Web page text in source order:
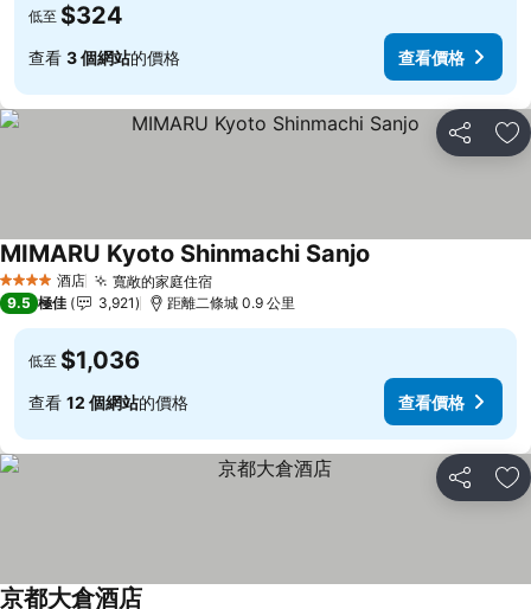
低至 $324
查看 3 個網站的價格 查看價格
分享 放
4 星級 酒店 寬敞的家庭住宿查看價格
MIMARU Kyoto Shinmachi Sanjo
9.5 極佳 3,921 距離二條城 0.9 公里
低至 $1,036
查看 12 個網站的價格 查看價格
分享 放
京都大倉酒店